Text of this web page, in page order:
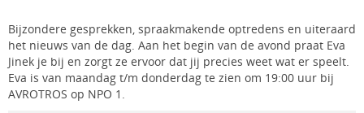
Bijzondere gesprekken, spraakmakende optredens en uiteraard
het nieuws van de dag. Aan het begin van de avond praat Eva
Jinek je bij en zorgt ze ervoor dat jij precies weet wat er speelt.
Eva is van maandag t/m donderdag te zien om 19:00​ uur bij
AVROTROS op NPO 1.